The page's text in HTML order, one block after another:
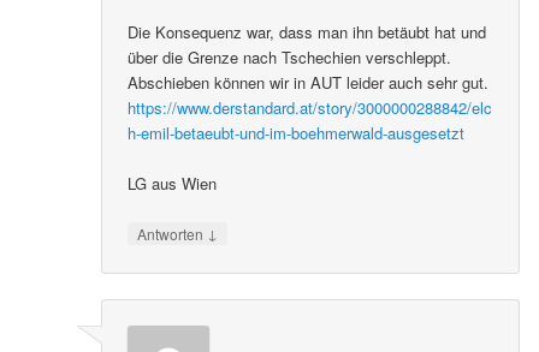
Die Konsequenz war, dass man ihn betäubt hat und
über die Grenze nach Tschechien verschleppt.
Abschieben können wir in AUT leider auch sehr gut.
https://www.derstandard.at/story/3000000288842/elc
h-emil-betaeubt-und-im-boehmerwald-ausgesetzt
LG aus Wien
Antworten ↓